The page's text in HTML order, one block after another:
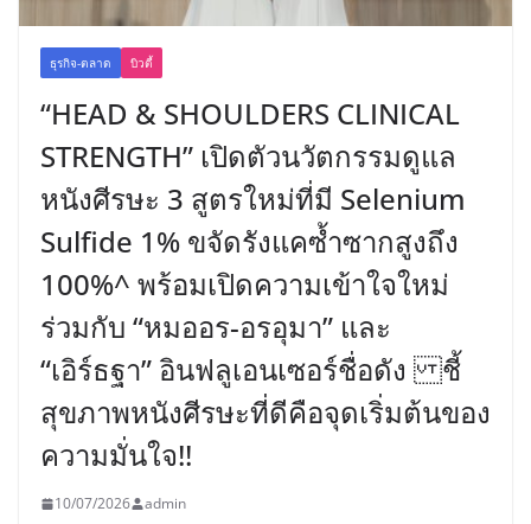
ธุรกิจ-ตลาด บิวตี้
“HEAD & SHOULDERS CLINICAL
STRENGTH” เปิดตัวนวัตกรรมดูแล
หนังศีรษะ 3 สูตรใหม่ที่มี Selenium
Sulfide 1% ขจัดรังแคซ้ำซากสูงถึง
100%^ พร้อมเปิดความเข้าใจใหม่
ร่วมกับ “หมออร-อรอุมา” และ
“เอิร์ธฐา” อินฟลูเอนเซอร์ชื่อดัง ชี้
สุขภาพหนังศีรษะที่ดีคือจุดเริ่มต้นของ
ความมั่นใจ!!
10/07/2026 admin